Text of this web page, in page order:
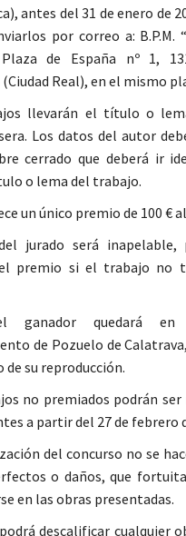
antes del 31 de enero de
por correo a: B.P.M.
Plaza de España nº 1,
Real), en el mismo
llevarán el título o
Los datos del autor
cerrado que deberá ir
o lema del trabajo.
un único premio de 100 €
jurado será inapelable,
premio si el trabajo no
ganador quedará en
de Pozuelo de
de su reproducción.
no premiados podrán
a partir del 27 de febrero
del concurso no se
o daños, que
en las obras presentadas.
descalificar cualquier